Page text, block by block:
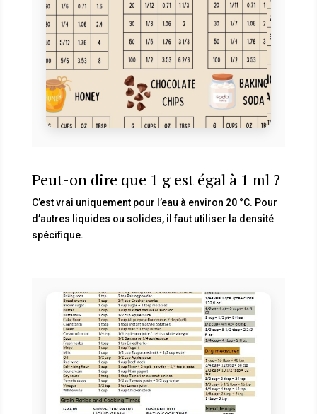
Peut-on dire que 1 g est égal à 1 ml ?
C’est vrai uniquement pour l’eau à environ 20 °C. Pour
d’autres liquides ou solides, il faut utiliser la densité
spécifique.